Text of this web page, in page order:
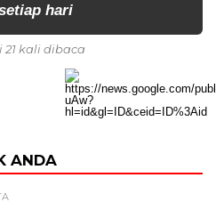
hari
21 kali dibaca
ANDA